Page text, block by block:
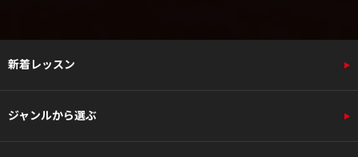
新着レッスン
ジャンルから選ぶ